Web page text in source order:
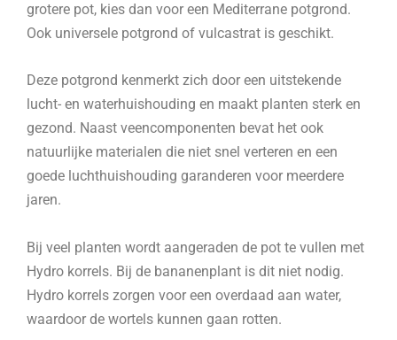
grotere pot, kies dan voor een Mediterrane potgrond.
Ook universele potgrond of vulcastrat is geschikt.
Deze potgrond kenmerkt zich door een uitstekende
lucht- en waterhuishouding en maakt planten sterk en
gezond. Naast veencomponenten bevat het ook
natuurlijke materialen die niet snel verteren en een
goede luchthuishouding garanderen voor meerdere
jaren.
Bij veel planten wordt aangeraden de pot te vullen met
Hydro korrels. Bij de bananenplant is dit niet nodig.
Hydro korrels zorgen voor een overdaad aan water,
waardoor de wortels kunnen gaan rotten.